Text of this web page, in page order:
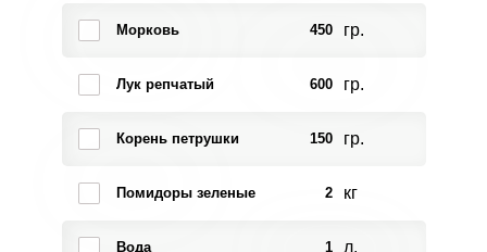
Морковь 450 гр.
Лук репчатый 600 гр.
Корень петрушки 150 гр.
Помидоры зеленые 2 кг
Вода 1 л.